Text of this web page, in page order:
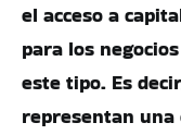
el acceso a
para los
este tipo. Es
representan